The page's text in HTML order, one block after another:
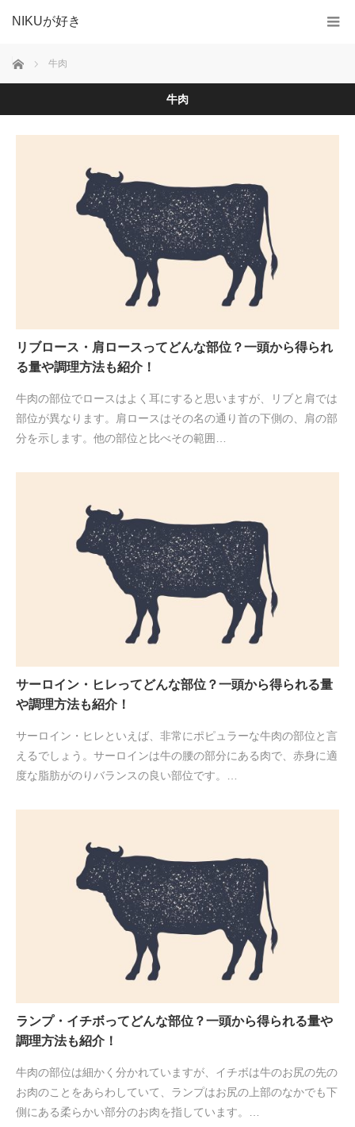
NIKUが好き
ホーム 牛肉
牛肉
リブロース・肩ロースってどんな部位？一頭から得られ
る量や調理方法も紹介！
牛肉の部位でロースはよく耳にすると思いますが、リブと肩では
部位が異なります。肩ロースはその名の通り首の下側の、肩の部
分を示します。他の部位と比べその範囲…
サーロイン・ヒレってどんな部位？一頭から得られる量
や調理方法も紹介！
サーロイン・ヒレといえば、非常にポピュラーな牛肉の部位と言
えるでしょう。サーロインは牛の腰の部分にある肉で、赤身に適
度な脂肪がのりバランスの良い部位です。…
ランプ・イチボってどんな部位？一頭から得られる量や
調理方法も紹介！
牛肉の部位は細かく分かれていますが、イチボは牛のお尻の先の
お肉のことをあらわしていて、ランプはお尻の上部のなかでも下
側にある柔らかい部分のお肉を指しています。…